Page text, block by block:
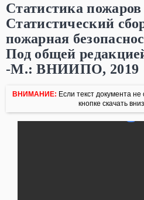
Статистика пожаров
Статистический
пожарная
Под общей
-М.: ВНИИПО, 2019
ВНИМАНИЕ: Если текст документа
кнопке скачать